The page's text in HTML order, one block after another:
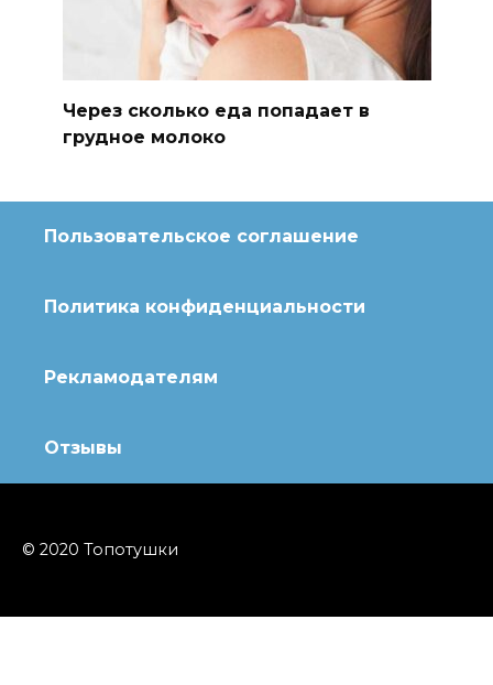
Через сколько еда попадает в
грудное молоко
Пользовательское соглашение
Политика конфиденциальности
Рекламодателям
Отзывы
© 2020 Топотушки